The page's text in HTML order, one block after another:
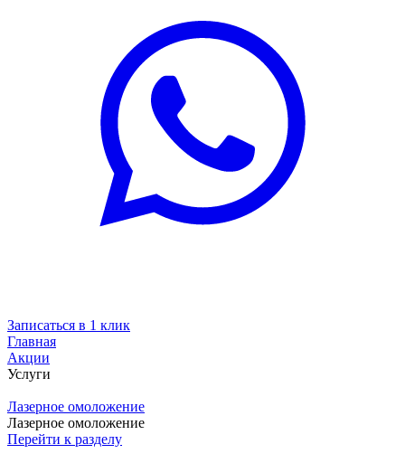
Записаться в 1 клик
Главная
Акции
Услуги
Лазерное омоложение
Лазерное омоложение
Перейти к разделу